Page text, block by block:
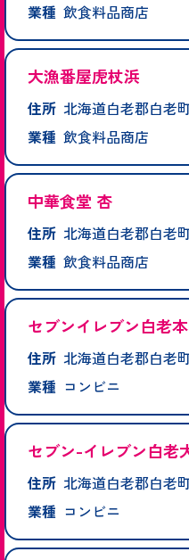
業種 飲食料品商店
大漁番屋虎杖浜
住所 北海道白老郡白老
業種 飲食料品商店
中華食堂 杏
住所 北海道白老郡白老
業種 飲食料品商店
セブンイレブン白老
住所 北海道白老郡白老
業種 コンビニ
セブン-イレブン白老
住所 北海道白老郡白老
業種 コンビニ